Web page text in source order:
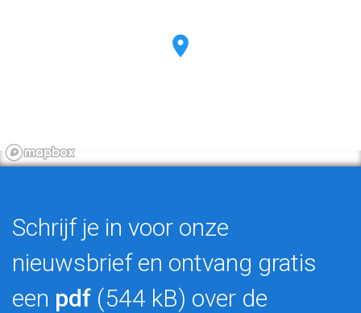
Schrijf je in voor onze
nieuwsbrief en ontvang gratis
een pdf (544 kB) over de